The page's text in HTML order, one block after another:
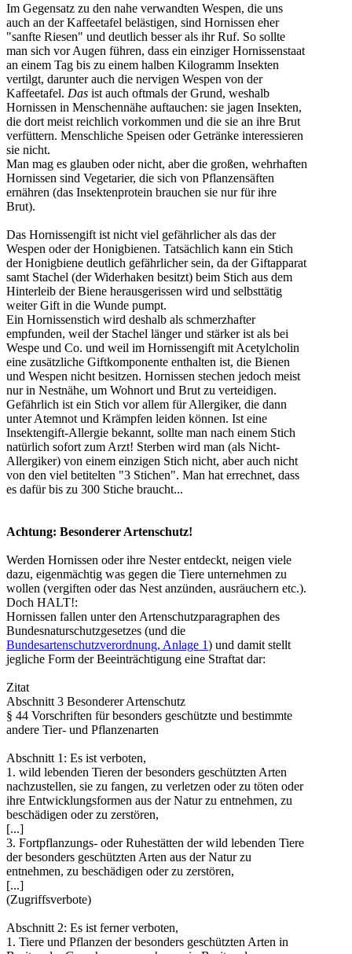
Im Gegensatz zu den nahe verwandten Wespen, die uns
auch an der Kaffeetafel belästigen, sind Hornissen eher
"sanfte Riesen" und deutlich besser als ihr Ruf. So sollte
man sich vor Augen führen, dass ein einziger Hornissenstaat
an einem Tag bis zu einem halben Kilogramm Insekten
vertilgt, darunter auch die nervigen Wespen von der
Kaffeetafel. Das ist auch oftmals der Grund, weshalb
Hornissen in Menschennähe auftauchen: sie jagen Insekten,
die dort meist reichlich vorkommen und die sie an ihre Brut
verfüttern. Menschliche Speisen oder Getränke interessieren
sie nicht.
Man mag es glauben oder nicht, aber die großen, wehrhaften
Hornissen sind Vegetarier, die sich von Pflanzensäften
ernähren (das Insektenprotein brauchen sie nur für ihre
Brut).
Das Hornissengift ist nicht viel gefährlicher als das der
Wespen oder der Honigbienen. Tatsächlich kann ein Stich
der Honigbiene deutlich gefährlicher sein, da der Giftapparat
samt Stachel (der Widerhaken besitzt) beim Stich aus dem
Hinterleib der Biene herausgerissen wird und selbsttätig
weiter Gift in die Wunde pumpt.
Ein Hornissenstich wird deshalb als schmerzhafter
empfunden, weil der Stachel länger und stärker ist als bei
Wespe und Co. und weil im Hornissengift mit Acetylcholin
eine zusätzliche Giftkomponente enthalten ist, die Bienen
und Wespen nicht besitzen. Hornissen stechen jedoch meist
nur in Nestnähe, um Wohnort und Brut zu verteidigen.
Gefährlich ist ein Stich vor allem für Allergiker, die dann
unter Atemnot und Krämpfen leiden können. Ist eine
Insektengift-Allergie bekannt, sollte man nach einem Stich
natürlich sofort zum Arzt! Sterben wird man (als Nicht-
Allergiker) von einem einzigen Stich nicht, aber auch nicht
von den viel betitelten "3 Stichen". Man hat errechnet, dass
es dafür bis zu 300 Stiche braucht...
Achtung: Besonderer Artenschutz!
Werden Hornissen oder ihre Nester entdeckt, neigen viele
dazu, eigenmächtig was gegen die Tiere unternehmen zu
wollen (vergiften oder das Nest anzünden, ausräuchern etc.).
Doch HALT!:
Hornissen fallen unter den Artenschutzparagraphen des
Bundesnaturschutzgesetzes (und die
Bundesartenschutzverordnung, Anlage 1) und damit stellt
jegliche Form der Beeinträchtigung eine Straftat dar:
Zitat
Abschnitt 3 Besonderer Artenschutz
§ 44 Vorschriften für besonders geschützte und bestimmte
andere Tier- und Pflanzenarten
Abschnitt 1: Es ist verboten,
1. wild lebenden Tieren der besonders geschützten Arten
nachzustellen, sie zu fangen, zu verletzen oder zu töten oder
ihre Entwicklungsformen aus der Natur zu entnehmen, zu
beschädigen oder zu zerstören,
[...]
3. Fortpflanzungs- oder Ruhestätten der wild lebenden Tiere
der besonders geschützten Arten aus der Natur zu
entnehmen, zu beschädigen oder zu zerstören,
[...]
(Zugriffsverbote)
Abschnitt 2: Es ist ferner verboten,
1. Tiere und Pflanzen der besonders geschützten Arten in